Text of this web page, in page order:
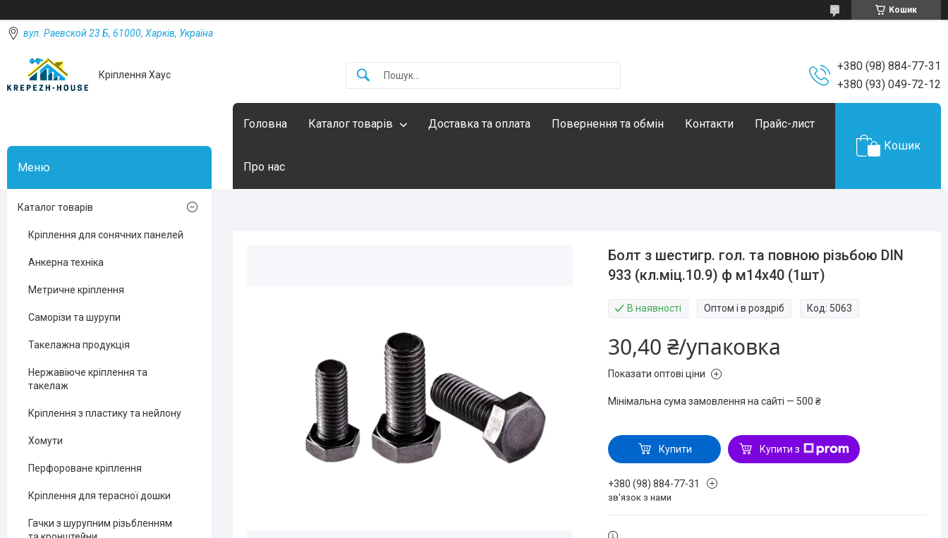
Кошик
вул. Раевской 23 Б, 61000, Харків, Україна
Кріплення Хаус
+380 (98) 884-77-31
+380 (93) 049-72-12
Головна Каталог товарів Доставка та оплата Повернення та обмін Контакти Прайс-лист
Про нас
Кошик
Болт з шестигр. гол. та повною різьбою DIN
933 (кл.міц.10.9) ф м14х40 (1шт)
В наявності Оптом і в роздріб Код: 5063
30,40 ₴/упаковка
Показати оптові ціни
Мінімальна сума замовлення на сайті — 500 ₴
Купити Купити з
+380 (98) 884-77-31
зв'язок з нами
Каталог товарів
Кріплення для сонячних панелей
Анкерна техніка
Метричне кріплення
Саморізи та шурупи
Такелажна продукція
Нержавіюче кріплення та
такелаж
Кріплення з пластику та нейлону
Хомути
Перфороване кріплення
Кріплення для терасної дошки
Гачки з шурупним різьбленням